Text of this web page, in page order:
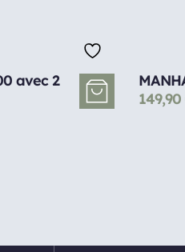
avec 2
149,90